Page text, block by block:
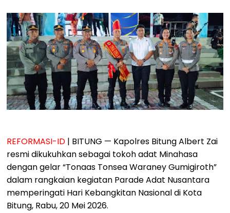
REFORMASI-ID | BITUNG — Kapolres Bitung Albert Zai
resmi dikukuhkan sebagai tokoh adat Minahasa
dengan gelar “Tonaas Tonsea Waraney Gumigiroth”
dalam rangkaian kegiatan Parade Adat Nusantara
memperingati Hari Kebangkitan Nasional di Kota
Bitung, Rabu, 20 Mei 2026.